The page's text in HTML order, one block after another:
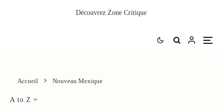
Découvrez Zone Critique
Accueil Nouveau Mexique
A to Z